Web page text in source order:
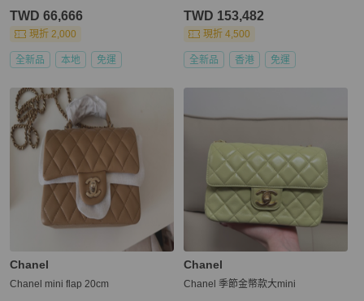
TWD 66,666
現折 2,000
全新品 本地 免運
TWD 153,482
現折 4,500
全新品 香港 免運
Chanel
Chanel mini flap 20cm
Chanel
Chanel 季節金幣款大mini